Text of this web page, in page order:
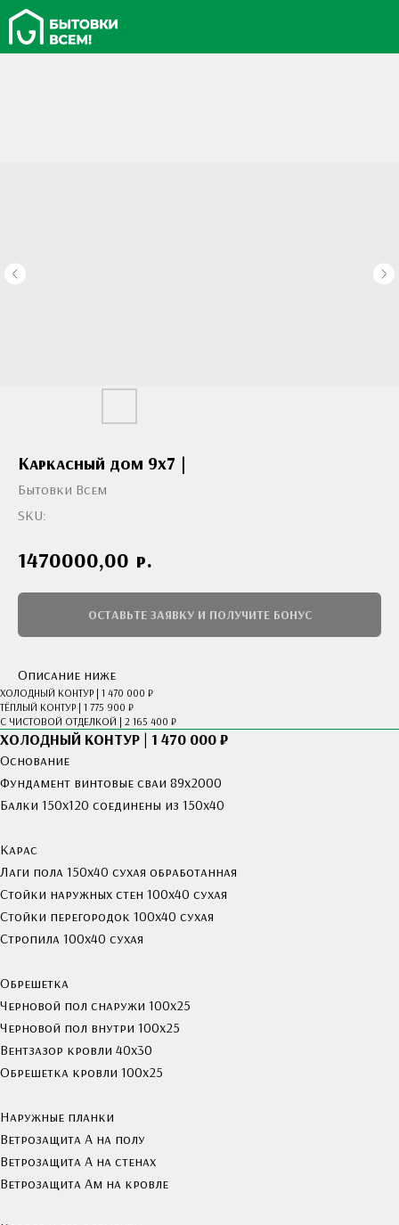
Каркасный дом 9x7 |
Бытовки Всем
SKU:
1470000,00 р.
ОСТАВЬТЕ ЗАЯВКУ И ПОЛУЧИТЕ БОНУС
Описание ниже
ХОЛОДНЫЙ КОНТУР | 1 470 000 ₽
ТЁПЛЫЙ КОНТУР | 1 775 900 ₽
С ЧИСТОВОЙ ОТДЕЛКОЙ | 2 165 400 ₽
ХОЛОДНЫЙ КОНТУР | 1 470 000 ₽
Основание
Фундамент винтовые сваи 89х2000
Балки 150х120 соединены из 150х40
Карас
Лаги пола 150х40 сухая обработанная
Стойки наружных стен 100х40 сухая
Стойки перегородок 100х40 сухая
Стропила 100х40 сухая
Обрешетка
Черновой пол снаружи 100х25
Черновой пол внутри 100х25
Вентзазор кровли 40x30
Обрешетка кровли 100х25
Наружные планки
Ветрозащита А на полу
Ветрозащита А на стенах
Ветрозащита Ам на кровле